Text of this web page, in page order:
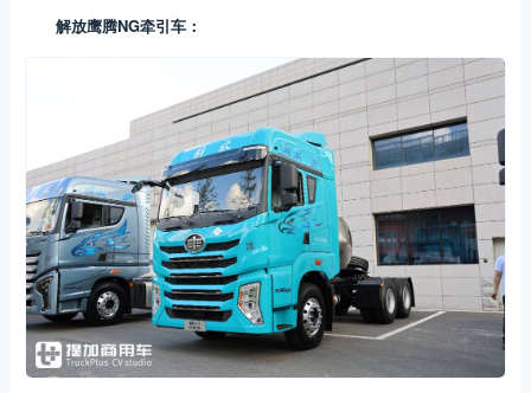
解放鹰腾NG牵引车：